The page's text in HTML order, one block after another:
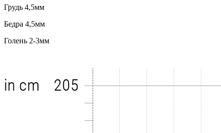
Грудь 4,5мм
Бедра 4,5мм
Голень 2-3мм